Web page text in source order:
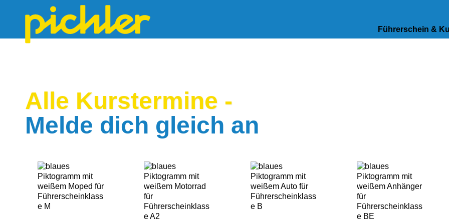
Führerschein &
Alle Kurster­mine -
Melde dich gleich an